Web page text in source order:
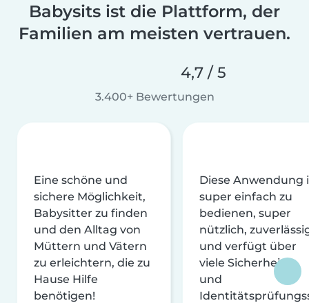
Babysits ist die Plattform, der
Familien am meisten vertrauen.
4,7 / 5
3.400+ Bewertungen
Eine schöne und
sichere Möglichkeit,
Babysitter zu finden
und den Alltag von
Müttern und Vätern
zu erleichtern, die zu
Hause Hilfe
benötigen!
Diese Anwendung
super einfach zu
bedienen, super
nützlich,
und verfügt über
viele Sicherheits-
und